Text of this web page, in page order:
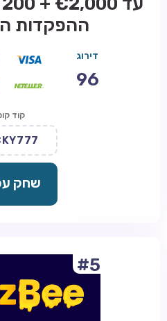
ההפקדות
דירוג
96
קוד
שחק
#5